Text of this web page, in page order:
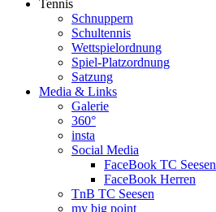
Tennis
Schnuppern
Schultennis
Wettspielordnung
Spiel-Platzordnung
Satzung
Media & Links
Galerie
360°
insta
Social Media
FaceBook TC Seesen
FaceBook Herren
TnB TC Seesen
my big point